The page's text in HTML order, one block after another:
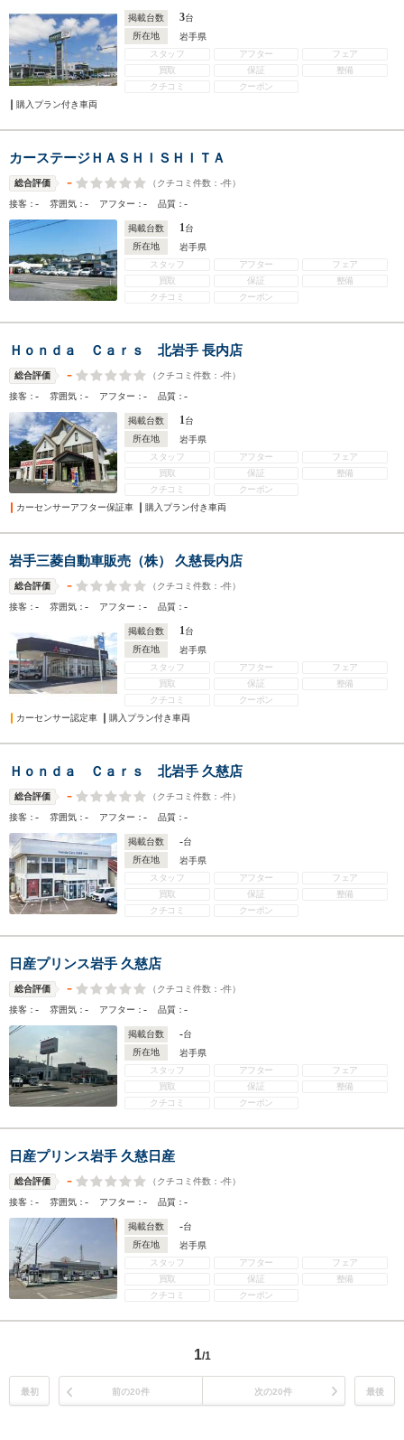
掲載台数 3台
所在地
岩手県
スタッフ
アフター
フェア
買取
保証
整備
クチコミ
クーポン
購入プラン付き車両
カーステージＨＡＳＨＩＳＨＩＴＡ
総合評価 - （クチコミ件数： -件）
接客：- 雰囲気：- アフター：- 品質：-
掲載台数 1台
所在地
岩手県
スタッフ
アフター
フェア
買取
保証
整備
クチコミ
クーポン
Ｈｏｎｄａ Ｃａｒｓ 北岩手 長内店
総合評価 - （クチコミ件数： -件）
接客：- 雰囲気：- アフター：- 品質：-
掲載台数 1台
所在地
岩手県
スタッフ
アフター
フェア
買取
保証
整備
クチコミ
クーポン
カーセンサーアフター保証車
購入プラン付き車両
岩手三菱自動車販売（株） 久慈長内店
総合評価 - （クチコミ件数： -件）
接客：- 雰囲気：- アフター：- 品質：-
掲載台数 1台
所在地
岩手県
スタッフ
アフター
フェア
買取
保証
整備
クチコミ
クーポン
カーセンサー認定車
購入プラン付き車両
Ｈｏｎｄａ Ｃａｒｓ 北岩手 久慈店
総合評価 - （クチコミ件数： -件）
接客：- 雰囲気：- アフター：- 品質：-
掲載台数 -台
所在地
岩手県
スタッフ
アフター
フェア
買取
保証
整備
クチコミ
クーポン
日産プリンス岩手 久慈店
総合評価 - （クチコミ件数： -件）
接客：- 雰囲気：- アフター：- 品質：-
掲載台数 -台
所在地
岩手県
スタッフ
アフター
フェア
買取
保証
整備
クチコミ
クーポン
日産プリンス岩手 久慈日産
総合評価 - （クチコミ件数： -件）
接客：- 雰囲気：- アフター：- 品質：-
掲載台数 -台
所在地
岩手県
スタッフ
アフター
フェア
買取
保証
整備
クチコミ
クーポン
1/1
最初 前の20件 次の20件 最後